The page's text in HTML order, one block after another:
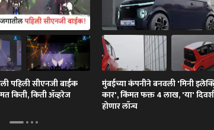
पहिली सीएनजी बाईक
किती, किती ॲव्हरेज
मुंबईच्या कंपनीने बनवली 'मिनी
कार', किंमत फक्त 4 लाख, 'या'
होणार लॉन्च